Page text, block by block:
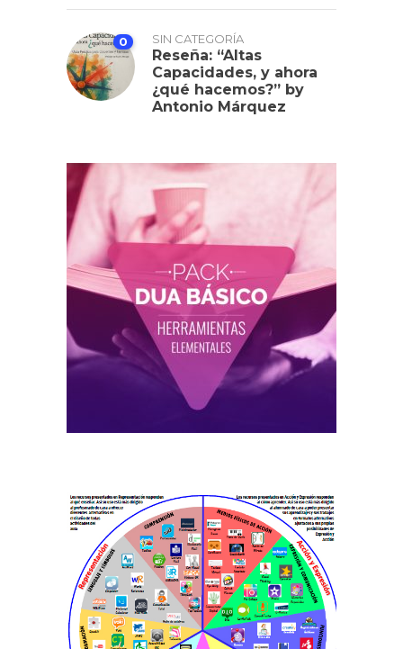
0 SIN CATEGORÍA
Reseña: “Altas
Capacidades, y ahora
¿qué hacemos?” by
Antonio Márquez